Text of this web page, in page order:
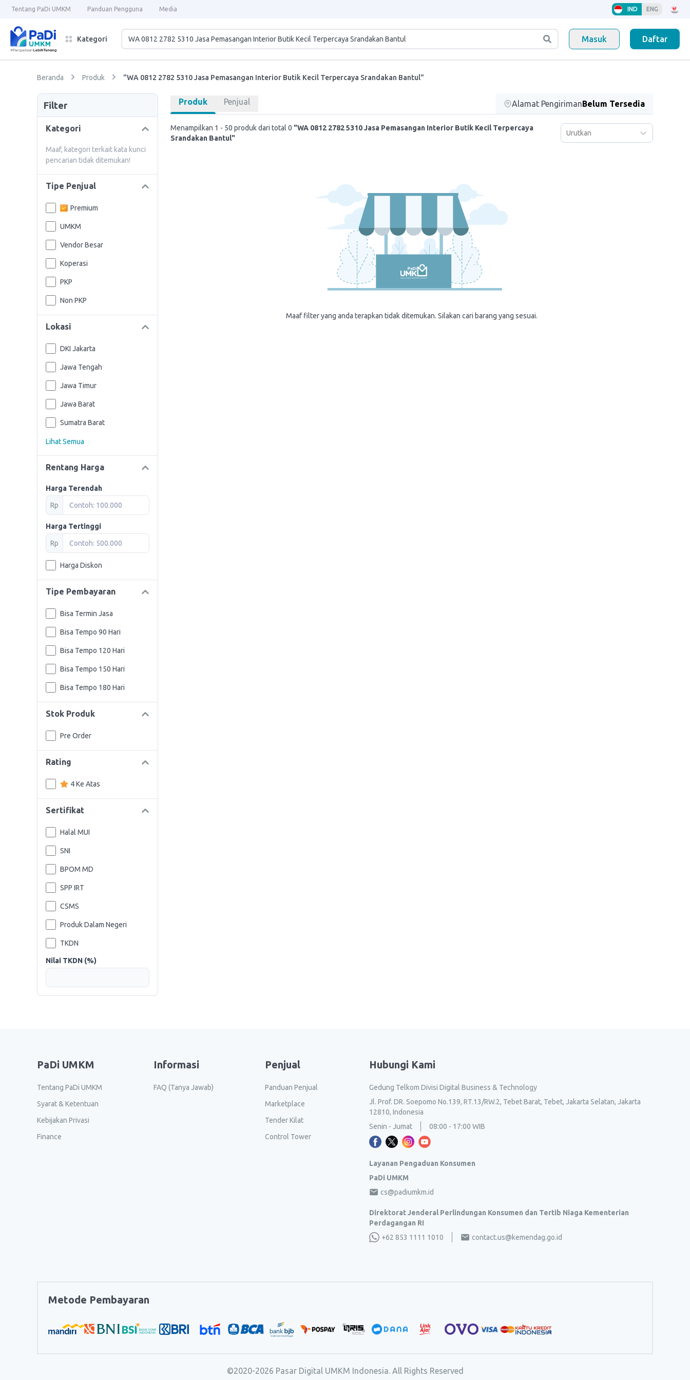
Tentang PaDi UMKM Panduan Pengguna Media IND ENG
Kategori Masuk Daftar
Beranda Produk "WA 0812 2782 5310 Jasa Pemasangan Interior Butik Kecil Terpercaya Srandakan Bantul"
Filter
Kategori
Maaf, kategori terkait kata kunci
pencarian tidak ditemukan!
Tipe Penjual
Premium
UMKM
Vendor Besar
Koperasi
PKP
Non PKP
Lokasi
DKI Jakarta
Jawa Tengah
Jawa Timur
Jawa Barat
Sumatra Barat
Lihat Semua
Rentang Harga
Harga Terendah
Rp
Harga Tertinggi
Rp
Harga Diskon
Tipe Pembayaran
Bisa Termin Jasa
Bisa Tempo 90 Hari
Bisa Tempo 120 Hari
Bisa Tempo 150 Hari
Bisa Tempo 180 Hari
Stok Produk
Pre Order
Rating
4 Ke Atas
Sertifikat
Halal MUI
SNI
BPOM MD
SPP IRT
CSMS
Produk Dalam Negeri
TKDN
Nilai TKDN (%)
Produk Penjual Alamat PengirimanBelum Tersedia
Menampilkan 1 - 50 produk dari total 0 "WA 0812 2782 5310 Jasa Pemasangan Interior Butik Kecil Terpercaya
Srandakan Bantul"
Urutkan
Maaf filter yang anda terapkan tidak ditemukan. Silakan cari barang yang sesuai.
PaDi UMKM
Tentang PaDi UMKM
Syarat & Ketentuan
Kebijakan Privasi
Finance
Informasi
FAQ (Tanya Jawab)
Penjual
Panduan Penjual
Marketplace
Tender Kilat
Control Tower
Hubungi Kami
Gedung Telkom Divisi Digital Business & Technology
Jl. Prof. DR. Soepomo No.139, RT.13/RW.2, Tebet Barat, Tebet, Jakarta Selatan, Jakarta
12810, Indonesia
Senin - Jumat
08:00 - 17:00 WIB
Layanan Pengaduan Konsumen
PaDi UMKM
cs@padiumkm.id
Direktorat Jenderal Perlindungan Konsumen dan Tertib Niaga Kementerian
Perdagangan RI
+62 853 1111 1010
contact.us@kemendag.go.id
Metode Pembayaran
©2020-2026 Pasar Digital UMKM Indonesia. All Rights Reserved